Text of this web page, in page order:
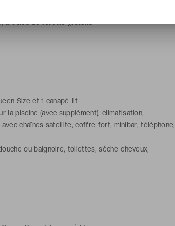
articles de toilette gratuits
Size et 1 canapé-lit
la piscine (avec supplément), climatisation,
chaînes satellite, coffre-fort, minibar, téléphone,
ou baignoire, toilettes, sèche-cheveux,